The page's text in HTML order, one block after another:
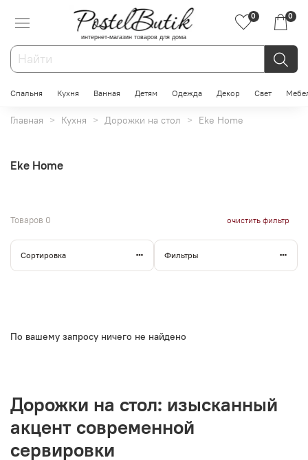
интернет-магазин товаров для дома
0 0
Спальня Кухня Ванная Детям Одежда Декор Свет
Главная Кухня Дорожки на стол Eke Home
Eke Home
Товаров 0 очистить фильтр
Сортировка Фильтры
По вашему запросу ничего не найдено
Дорожки на стол: изысканный
акцент современной
сервировки